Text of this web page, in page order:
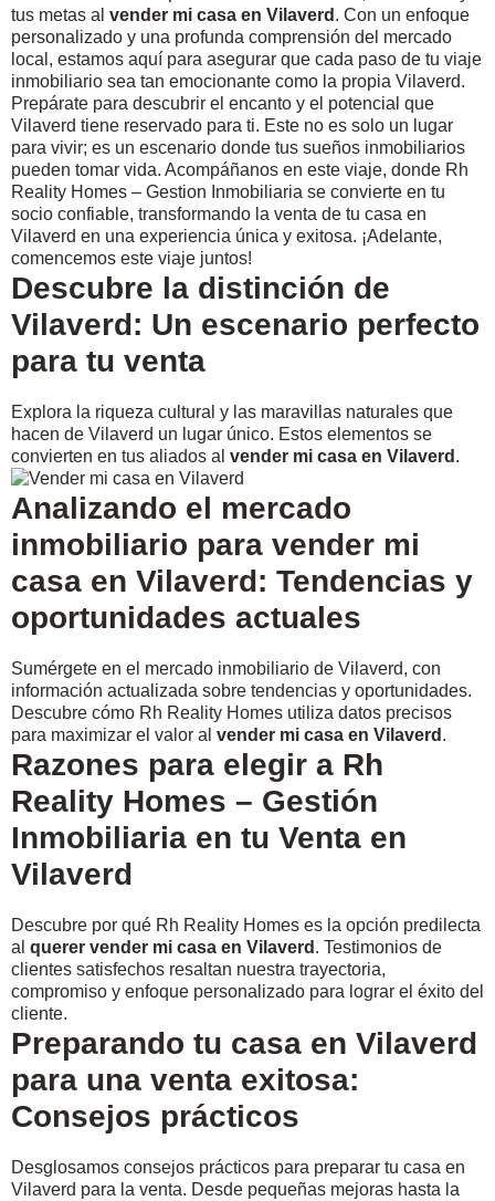
tus metas al vender mi casa en Vilaverd . Con un enfoque
personalizado y una profunda comprensión del mercado
local, estamos aquí para asegurar que cada paso de tu viaje
inmobiliario sea tan emocionante como la propia Vilaverd.
Prepárate para descubrir el encanto y el potencial que
Vilaverd tiene reservado para ti. Este no es solo un lugar
para vivir; es un escenario donde tus sueños inmobiliarios
pueden tomar vida. Acompáñanos en este viaje, donde Rh
Reality Homes – Gestion Inmobiliaria se convierte en tu
socio confiable, transformando la venta de tu casa en
Vilaverd en una experiencia única y exitosa. ¡Adelante,
comencemos este viaje juntos!
Descubre la distinción de
Vilaverd: Un escenario perfecto
para tu venta
Explora la riqueza cultural y las maravillas naturales que
hacen de Vilaverd un lugar único. Estos elementos se
convierten en tus aliados al vender mi casa en Vilaverd .
Analizando el mercado
inmobiliario para vender mi
casa en Vilaverd: Tendencias y
oportunidades actuales
Sumérgete en el mercado inmobiliario de Vilaverd, con
información actualizada sobre tendencias y oportunidades.
Descubre cómo Rh Reality Homes utiliza datos precisos
para maximizar el valor al vender mi casa en Vilaverd .
Razones para elegir a Rh
Reality Homes – Gestión
Inmobiliaria en tu Venta en
Vilaverd
Descubre por qué Rh Reality Homes es la opción predilecta
al querer vender mi casa en Vilaverd . Testimonios de
clientes satisfechos resaltan nuestra trayectoria,
compromiso y enfoque personalizado para lograr el éxito del
cliente.
Preparando tu casa en Vilaverd
para una venta exitosa:
Consejos prácticos
Desglosamos consejos prácticos para preparar tu casa en
Vilaverd para la venta. Desde pequeñas mejoras hasta la